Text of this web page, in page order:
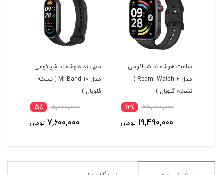
ساعت هوشمند شیائومی
مدل Redmi Watch 6 (
نسخه گلوبال )
22,000,000 12٪
19,490,000 تومان
مچ بند هوشمند شیائومی
مدل Mi Band 10 ( نسخه
گلوبال )
8,000,000 5٪
7,600,000 تومان